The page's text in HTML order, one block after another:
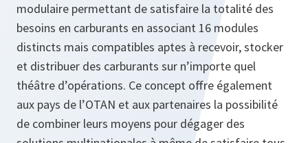
modulaire permettant de satisfaire la totalité des
besoins en carburants en associant 16 modules
distincts mais compatibles aptes à recevoir, stocker
et distribuer des carburants sur n’importe quel
théâtre d’opérations. Ce concept offre également
aux pays de l’OTAN et aux partenaires la possibilité
de combiner leurs moyens pour dégager des